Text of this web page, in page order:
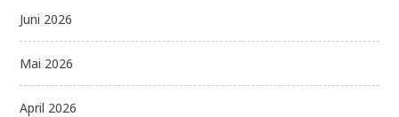
Juni 2026
Mai 2026
April 2026